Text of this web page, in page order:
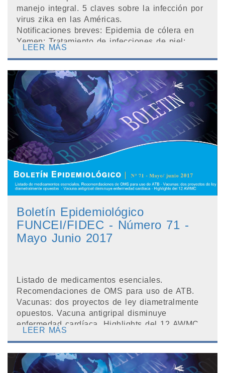
manejo integral. 5 claves sobre la infección por
virus zika en las Américas.
Notificaciones breves: Epidemia de cólera en
Yemen; Tratamiento de infecciones de piel:...
LEER MÁS
Boletín Epidemiológico
FUNCEI/FIDEC - Número 71 -
Mayo Junio 2017
Listado de medicamentos esenciales.
Recomendaciones de OMS para uso de ATB.
Vacunas: dos proyectos de ley diametralmente
opuestos. Vacuna antigripal disminuye
enfermedad cardíaca. Highlights del 12 AWMC
LEER MÁS